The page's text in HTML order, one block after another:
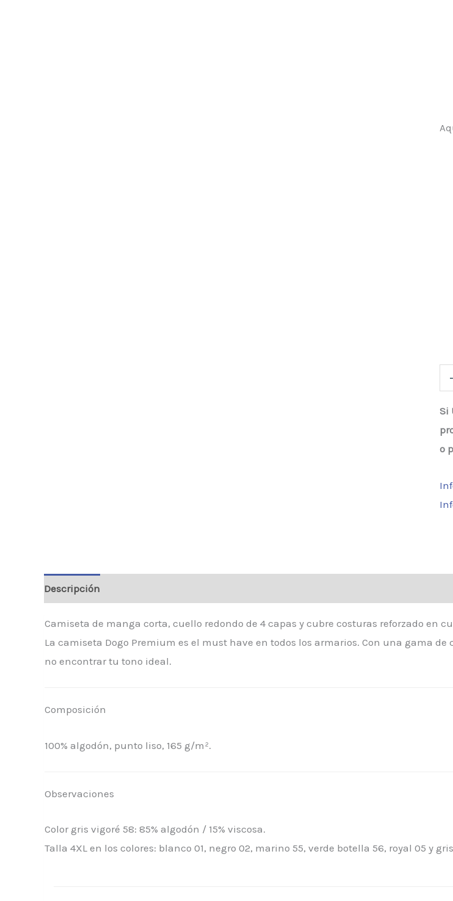
-
Si
o
Descripción
Camiseta de manga corta, cuello redondo de 4 capas y cubre costuras reforzado en
La camiseta Dogo Premium es el must have en todos los armarios. Con una gama
no encontrar tu tono ideal.
Composición
100% algodón, punto liso, 165 g/m².
Observaciones
Color gris vigoré 58: 85% algodón / 15% viscosa.
Talla 4XL en los colores: blanco 01, negro 02, marino 55, verde botella 56, royal 05 y